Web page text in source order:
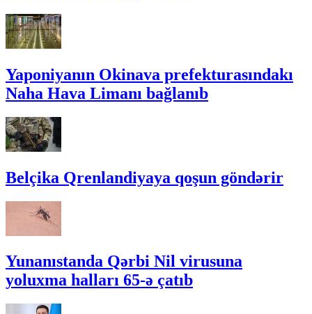
Yaponiyanın Okinava prefekturasındakı
Naha Hava Limanı bağlanıb
Belçika Qrenlandiyaya qoşun göndərir
Yunanıstanda Qərbi Nil virusuna
yoluxma halları 65-ə çatıb